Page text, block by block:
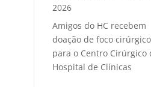
2026
Amigos do HC recebem
doação de foco cirúrgico
para o Centro Cirúrgico
Hospital de Clínicas